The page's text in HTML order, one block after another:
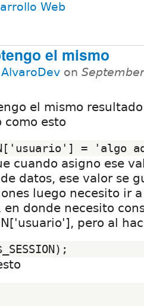
Web
el mismo
AlvaroDev on
el mismo
como esto
cuando asigno ese
datos, ese valor se
luego necesito ir
en donde necesito
pero al